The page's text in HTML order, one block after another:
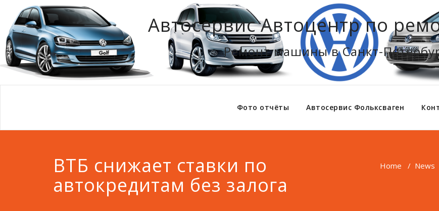
Автосервис Автоцентр по
Ремонт машины в Санкт-
Фото отчёты Автосервис Фольксваген
ВТБ снижает ставки по
автокредитам без залога
Home / News